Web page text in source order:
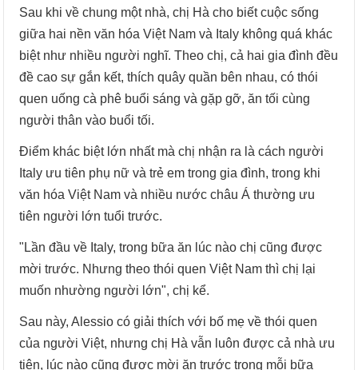
Sau khi về chung một nhà, chị Hà cho biết cuộc sống
giữa hai nền văn hóa Việt Nam và Italy không quá khác
biệt như nhiều người nghĩ. Theo chị, cả hai gia đình đều
đề cao sự gắn kết, thích quây quần bên nhau, có thói
quen uống cà phê buổi sáng và gặp gỡ, ăn tối cùng
người thân vào buổi tối.
Điểm khác biệt lớn nhất mà chị nhận ra là cách người
Italy ưu tiên phụ nữ và trẻ em trong gia đình, trong khi
văn hóa Việt Nam và nhiều nước châu Á thường ưu
tiên người lớn tuổi trước.
"Lần đầu về Italy, trong bữa ăn lúc nào chị cũng được
mời trước. Nhưng theo thói quen Việt Nam thì chị lại
muốn nhường người lớn", chị kể.
Sau này, Alessio có giải thích với bố mẹ về thói quen
của người Việt, nhưng chị Hà vẫn luôn được cả nhà ưu
tiên, lúc nào cũng được mời ăn trước trong mỗi bữa